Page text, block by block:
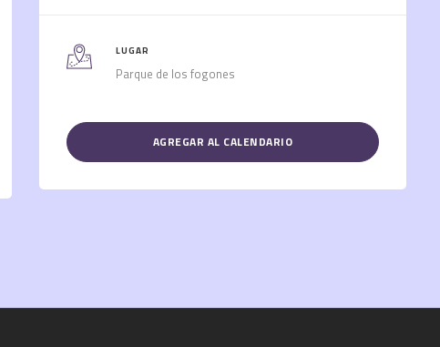
LUGAR
Parque de los fogones
AGREGAR AL CALENDARIO